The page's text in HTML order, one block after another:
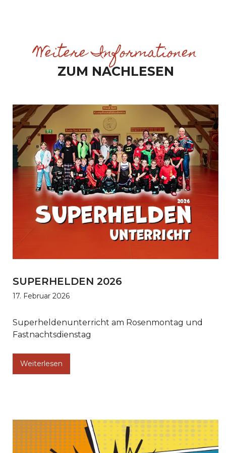
Weitere Informationen
ZUM NACHLESEN
SUPERHELDEN 2026
17. Februar 2026
Superheldenunterricht am Rosenmontag und
Fastnachtsdienstag
Weiterlesen